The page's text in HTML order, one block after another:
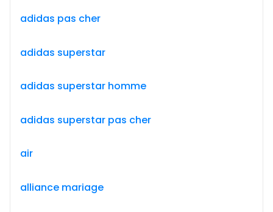
adidas pas cher
adidas superstar
adidas superstar homme
adidas superstar pas cher
air
alliance mariage